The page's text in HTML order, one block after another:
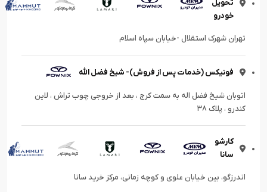
تحویل
خودرو
تهران شهرک استقلال -خیابان سپاه اسلام
فونیکس (خدمات پس از فروش)- شیخ فضل الله
اتوبان شیخ فضل اله به سمت کرج ، بعد از خروجی چوب تراش ، لاین
کندرو ، پلاک ۳۸
کارشو
سانا
اندرزگو، بین خیابان علوی و کوچه زمانی، مرکز خرید سانا